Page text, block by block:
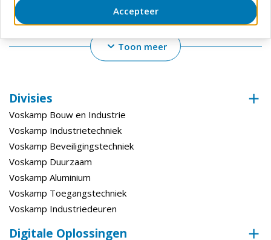
Afmetingen
Breedte 114 mm
Technische gegevens
Korrel
Toon meer
Divisies
Voskamp Bouw en Industrie
Voskamp Industrietechniek
Voskamp Beveiligingstechniek
Voskamp Duurzaam
Voskamp Aluminium
Voskamp Toegangstechniek
Voskamp Industriedeuren
Digitale Oplossingen
Accepteer